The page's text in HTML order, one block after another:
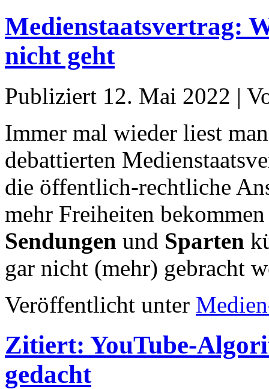
Medienstaatsvertrag:
nicht geht
Publiziert 12. Mai 2022 |
Immer mal wieder liest
debattierten
die öffentlich-rechtliche
mehr Freiheiten
Sendungen und Sparten
gar nicht (mehr) gebracht
Veröffentlicht unter
Zitiert: YouTube-
gedacht